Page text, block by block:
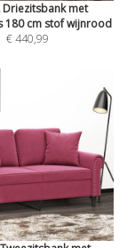
Driezitsbank met
180 cm stof wijnrood
€ 440,99